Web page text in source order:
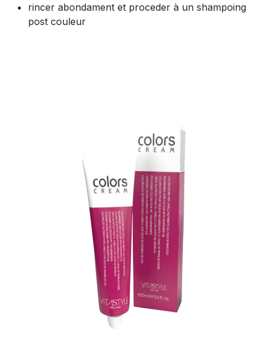
rincer abondament et proceder à un shampoing
post couleur